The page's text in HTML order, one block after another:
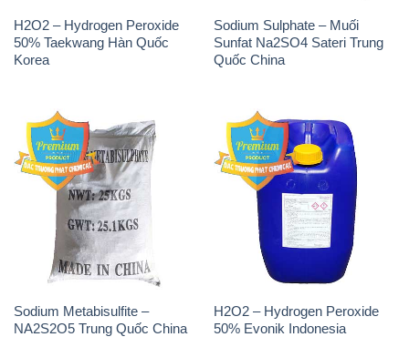
H2O2 – Hydrogen Peroxide
50% Taekwang Hàn Quốc
Korea
Sodium Sulphate – Muối
Sunfat Na2SO4 Sateri Trung
Quốc China
Sodium Metabisulfite –
NA2S2O5 Trung Quốc China
H2O2 – Hydrogen Peroxide
50% Evonik Indonesia